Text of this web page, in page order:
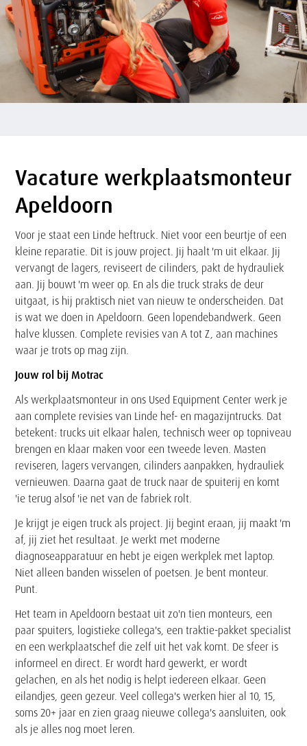
Tekst
Vacature werkplaatsmonteur
Apeldoorn
Voor je staat een Linde heftruck. Niet voor een beurtje of een
kleine reparatie. Dit is jouw project. Jij haalt 'm uit elkaar. Jij
vervangt de lagers, reviseert de cilinders, pakt de hydrauliek
aan. Jij bouwt 'm weer op. En als die truck straks de deur
uitgaat, is hij praktisch niet van nieuw te onderscheiden. Dat
is wat we doen in Apeldoorn. Geen lopendebandwerk. Geen
halve klussen. Complete revisies van A tot Z, aan machines
waar je trots op mag zijn.
Jouw rol bij Motrac
Als werkplaatsmonteur in ons Used Equipment Center werk je
aan complete revisies van Linde hef- en magazijntrucks. Dat
betekent: trucks uit elkaar halen, technisch weer op topniveau
brengen en klaar maken voor een tweede leven. Masten
reviseren, lagers vervangen, cilinders aanpakken, hydrauliek
vernieuwen. Daarna gaat de truck naar de spuiterij en komt
'ie terug alsof 'ie net van de fabriek rolt.
Je krijgt je eigen truck als project. Jij begint eraan, jij maakt 'm
af, jij ziet het resultaat. Je werkt met moderne
diagnoseapparatuur en hebt je eigen werkplek met laptop.
Niet alleen banden wisselen of poetsen. Je bent monteur.
Punt.
Het team in Apeldoorn bestaat uit zo'n tien monteurs, een
paar spuiters, logistieke collega's, een traktie-pakket specialist
en een werkplaatschef die zelf uit het vak komt. De sfeer is
informeel en direct. Er wordt hard gewerkt, er wordt
gelachen, en als het nodig is helpt iedereen elkaar. Geen
eilandjes, geen gezeur. Veel collega's werken hier al 10, 15,
soms 20+ jaar en zien graag nieuwe collega's aansluiten, ook
als je alles nog moet leren.